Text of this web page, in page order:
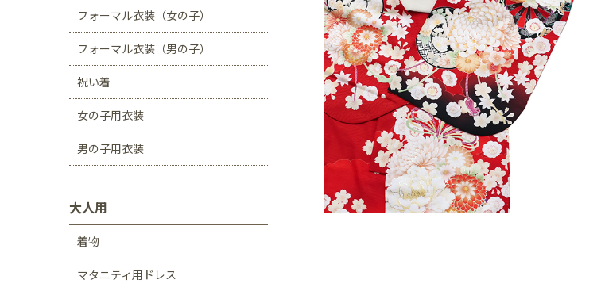
春日井店
帝塚山店
福岡県
フォーマル衣装（女の子）
フォーマル衣装（男の子）
祝い着
女の子用衣装
男の子用衣装
大人用
着物
マタニティ用ドレス